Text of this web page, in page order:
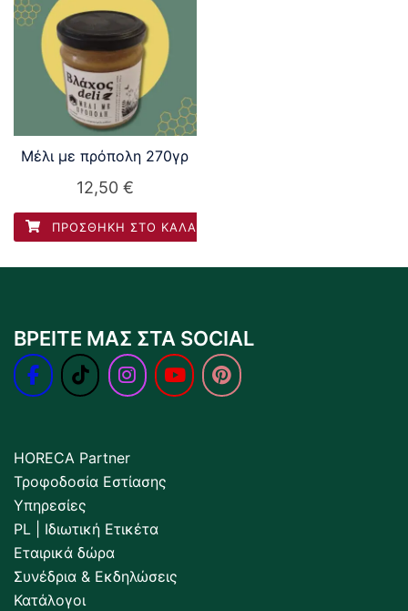
Μέλι με πρόπολη 270γρ
12,50 €
ΠΡΟΣΘΉΚΗ ΣΤΟ ΚΑΛΆΘΙ
ΒΡΕΙΤΕ ΜΑΣ ΣΤΑ SOCIAL
HORECA Partner
Τροφοδοσία Εστίασης
Υπηρεσίες
PL | Ιδιωτική Ετικέτα
Εταιρικά δώρα
Συνέδρια & Εκδηλώσεις
Κατάλογοι